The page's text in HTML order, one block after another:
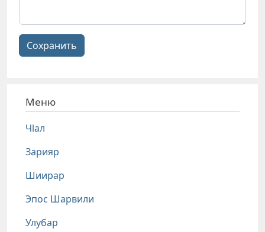
Сохранить
Меню
Чlал
Зарияр
Шиирар
Эпос Шарвили
Улубар